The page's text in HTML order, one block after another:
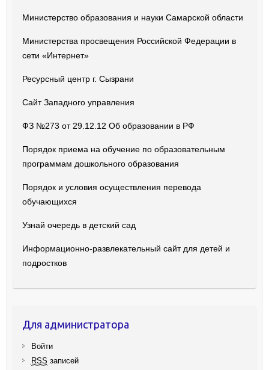
Министерство образования и науки Самарской области
Министерства просвещения Российской Федерации в
сети «Интернет»
Ресурсный центр г. Сызрани
Сайт Западного управления
ФЗ №273 от 29.12.12 Об образовании в РФ
Порядок приема на обучение по образовательным
программам дошкольного образования
Порядок и условия осуществления перевода
обучающихся
Узнай очередь в детский сад
Информационно-развлекательный сайт для детей и
подростков
Для администратора
Войти
RSS записей